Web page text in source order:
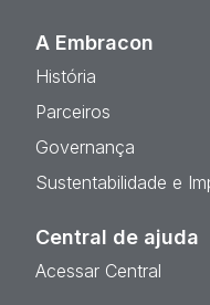
A Embracon
História
Parceiros
Governança
Sustentabilidade e
Central de ajuda
Acessar Central